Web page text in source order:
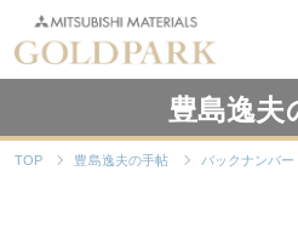
豊島逸夫
TOP 豊島逸夫の手帖 バックナンバー